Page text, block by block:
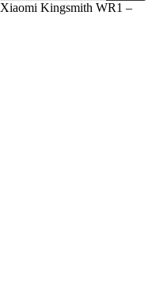
Xiaomi Kingsmith WR1 –